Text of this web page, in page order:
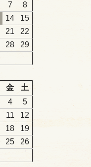
7
8
14
15
21
22
28
29
金
土
4
5
11
12
18
19
25
26